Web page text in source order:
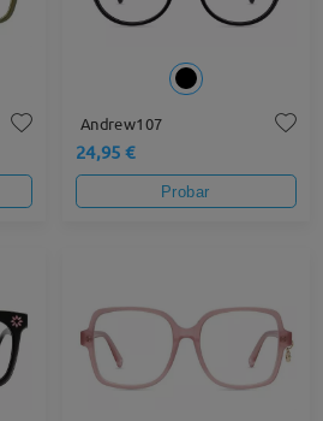
Andrew107
24,95 €
Probar